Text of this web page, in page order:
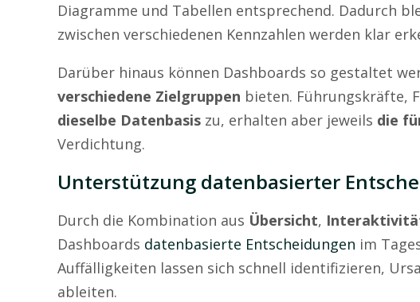
Diagramme und Tabellen entsprechend. Dadurch
zwischen verschiedenen Kennzahlen werden klar
Darüber hinaus können Dashboards so gestaltet
verschiedene Zielgruppen bieten. Führungskräfte,
dieselbe Datenbasis zu, erhalten aber jeweils die
Verdichtung.
Unterstützung datenbasierter
Durch die Kombination aus Übersicht,
Dashboards datenbasierte Entscheidungen im
Auffälligkeiten lassen sich schnell identifizieren,
ableiten.